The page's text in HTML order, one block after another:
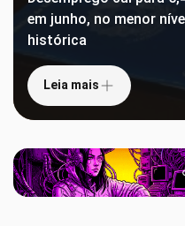
em junho, no menor
histórica
Leia mais